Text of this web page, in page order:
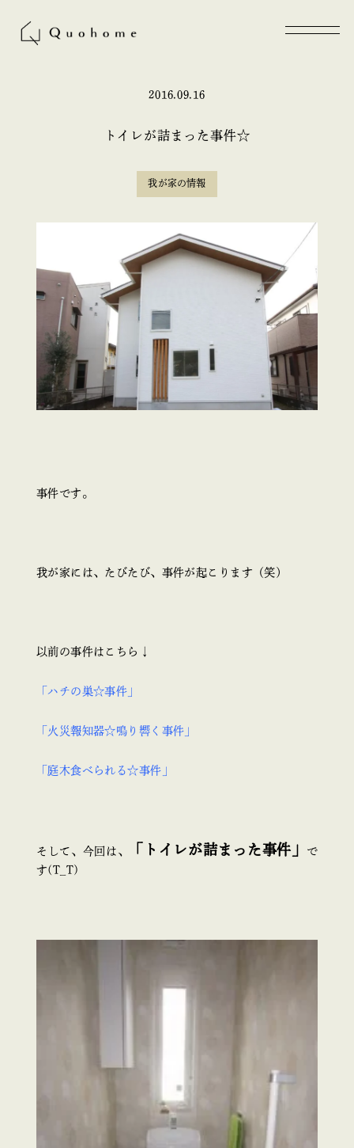
2016.09.16
トイレが詰まった事件☆
我が家の情報
事件です。
我が家には、たびたび、事件が起こります（笑）
以前の事件はこちら↓
「ハチの巣☆事件」
「火災報知器☆鳴り響く事件」
「庭木食べられる☆事件」
そして、今回は、 「トイレが詰まった事件」
で
す(T_T)